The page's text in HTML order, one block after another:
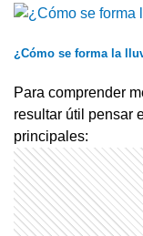
¿Cómo se forma la
Para comprender
resultar útil pensar
principales: